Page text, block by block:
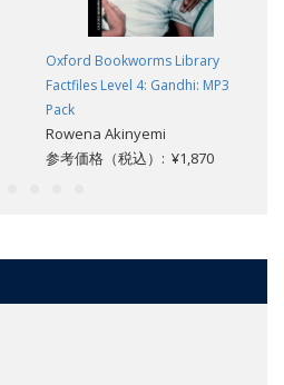
Oxford Bookworms Library
Factfiles Level 4: Gandhi: MP3
Pack
Rowena Akinyemi
参考価格（税込）: ¥1,870